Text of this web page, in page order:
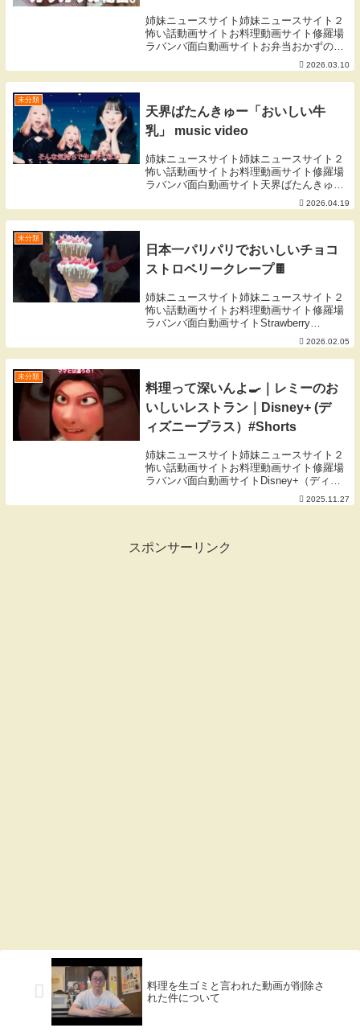
姉妹ニュースサイト姉妹ニュースサイト２
怖い話動画サイトお料理動画サイト修羅場
ラバンバ面白動画サイトお弁当おかずの王
様「唐揚げ」そんな唐揚げを、お弁当初心
者の人にも教えてあげたくて動画にしてみ
ました。卵焼きも、副菜もお弁当の基本の
2026.03.10
未分類
天界ばたんきゅー「おいしい牛
乳」 music video
姉妹ニュースサイト姉妹ニュースサイト２
怖い話動画サイトお料理動画サイト修羅場
ラバンバ面白動画サイト天界ばたんきゅー
『おいしい牛乳』作詞・作曲：ももす編
曲：ハジメタルMV director：ももすたそ天
界ばたんきゅーX：Instagram：...
2026.04.19
未分類
日本一パリパリでおいしいチョコ
ストロベリークレープ🍫
姉妹ニュースサイト姉妹ニュースサイト２
怖い話動画サイトお料理動画サイト修羅場
ラバンバ面白動画サイトStrawberry
Chocolate White Melt Crepe – ¥1,600At
Crepe to Espresso in O...
2026.02.05
未分類
料理って深いんよ🍳｜レミーのお
いしいレストラン｜Disney+ (デ
ィズニープラス）#Shorts
姉妹ニュースサイト姉妹ニュースサイト２
怖い話動画サイトお料理動画サイト修羅場
ラバンバ面白動画サイトDisney+（ディズ
ニープラス）登録▶詳細▶コレットにたじ
たじのリングイニ。レミーもびっくり😳デ
2025.11.27
スポンサーリンク
料理を生ゴミと言われた動画が削除さ
れた件について